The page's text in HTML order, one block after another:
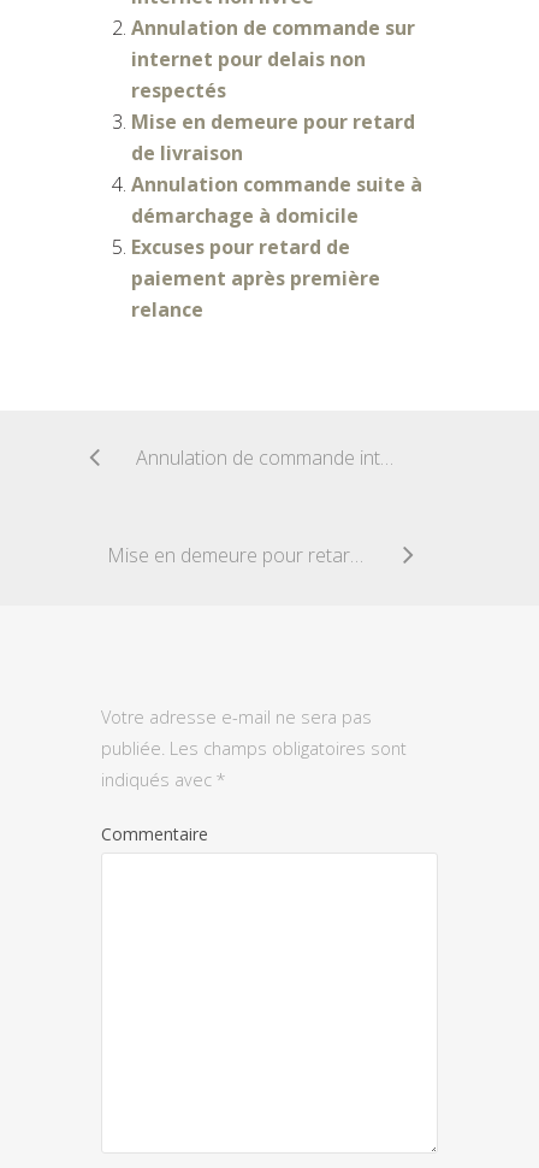
Annulation de commande sur
internet pour delais non
respectés
Mise en demeure pour retard
de livraison
Annulation commande suite à
démarchage à domicile
Excuses pour retard de
paiement après première
relance
Annulation de commande internet non livrée
Mise en demeure pour retard de livraison
Votre adresse e-mail ne sera pas
publiée. Les champs obligatoires sont
indiqués avec *
Commentaire